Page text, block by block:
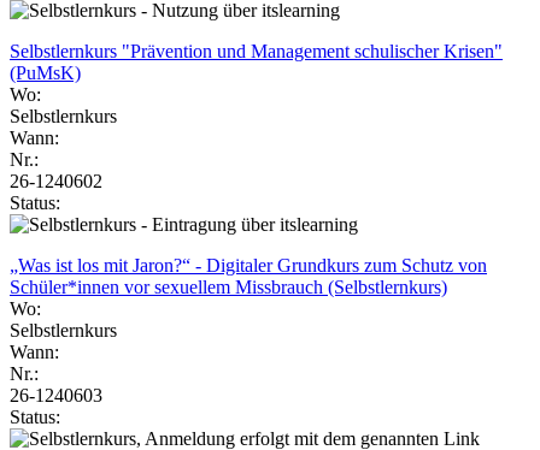
Selbstlernkurs "Prävention und Management schulischer Krisen"
(PuMsK)
Wo:
Selbstlernkurs
Wann:
Nr.:
26-1240602
Status:
„Was ist los mit Jaron?“ - Digitaler Grundkurs zum Schutz von
Schüler*innen vor sexuellem Missbrauch (Selbstlernkurs)
Wo:
Selbstlernkurs
Wann:
Nr.:
26-1240603
Status: